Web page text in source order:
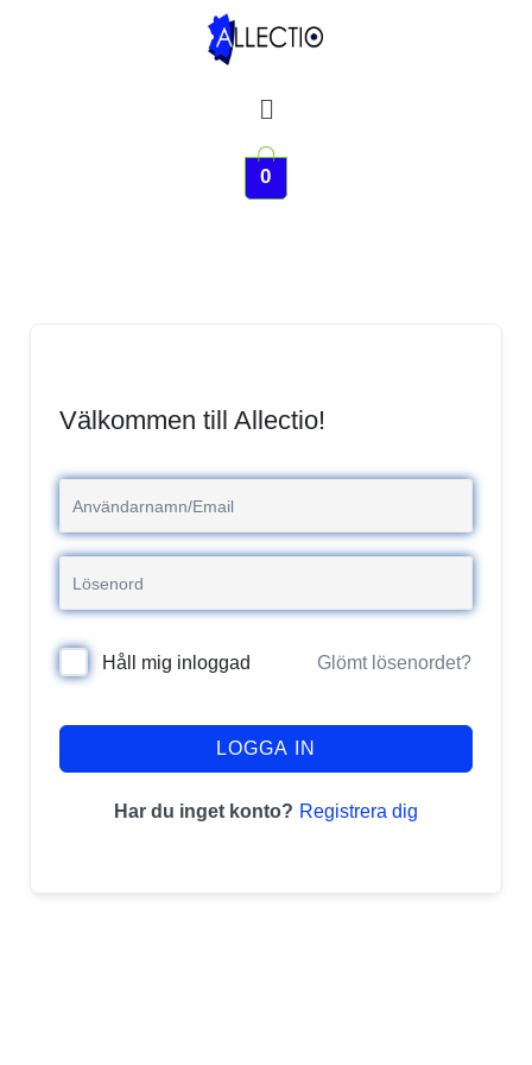
Meny
0
Välkommen till Allectio!
Håll mig inloggad Glömt lösenordet?
LOGGA IN
Har du inget konto? Registrera dig